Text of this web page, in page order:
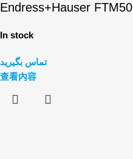
Endress+Hauser FTM50
In stock
تماس بگیرید
查看內容